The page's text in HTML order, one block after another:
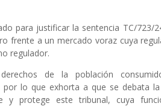
para justificar la sentencia TC/723/
frente a un mercado voraz cuya
regulador.
de la población
lo que exhorta a que se debata la
y protege este tribunal, cuya